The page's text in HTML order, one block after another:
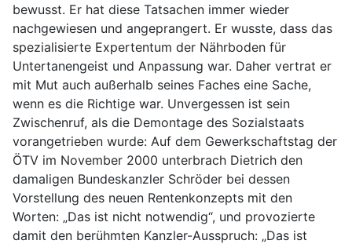
bewusst. Er hat diese Tatsachen immer wieder
nachgewiesen und angeprangert. Er wusste, dass das
spezialisierte Expertentum der Nährboden für
Untertanengeist und Anpassung war. Daher vertrat er
mit Mut auch außerhalb seines Faches eine Sache,
wenn es die Richtige war. Unvergessen ist sein
Zwischenruf, als die Demontage des Sozialstaats
vorangetrieben wurde: Auf dem Gewerkschaftstag der
ÖTV im November 2000 unterbrach Dietrich den
damaligen Bundeskanzler Schröder bei dessen
Vorstellung des neuen Rentenkonzepts mit den
Worten: „Das ist nicht notwendig“, und provozierte
damit den berühmten Kanzler-Ausspruch: „Das ist